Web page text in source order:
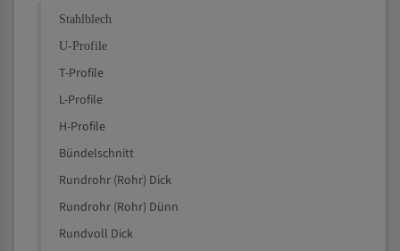
Stahlblech
U-Profile
T-Profile
L-Profile
H-Profile
Bündelschnitt
Rundrohr (Rohr) Dick
Rundrohr (Rohr) Dünn
Rundvoll Dick